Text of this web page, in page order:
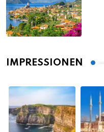
IMPRESSIONEN